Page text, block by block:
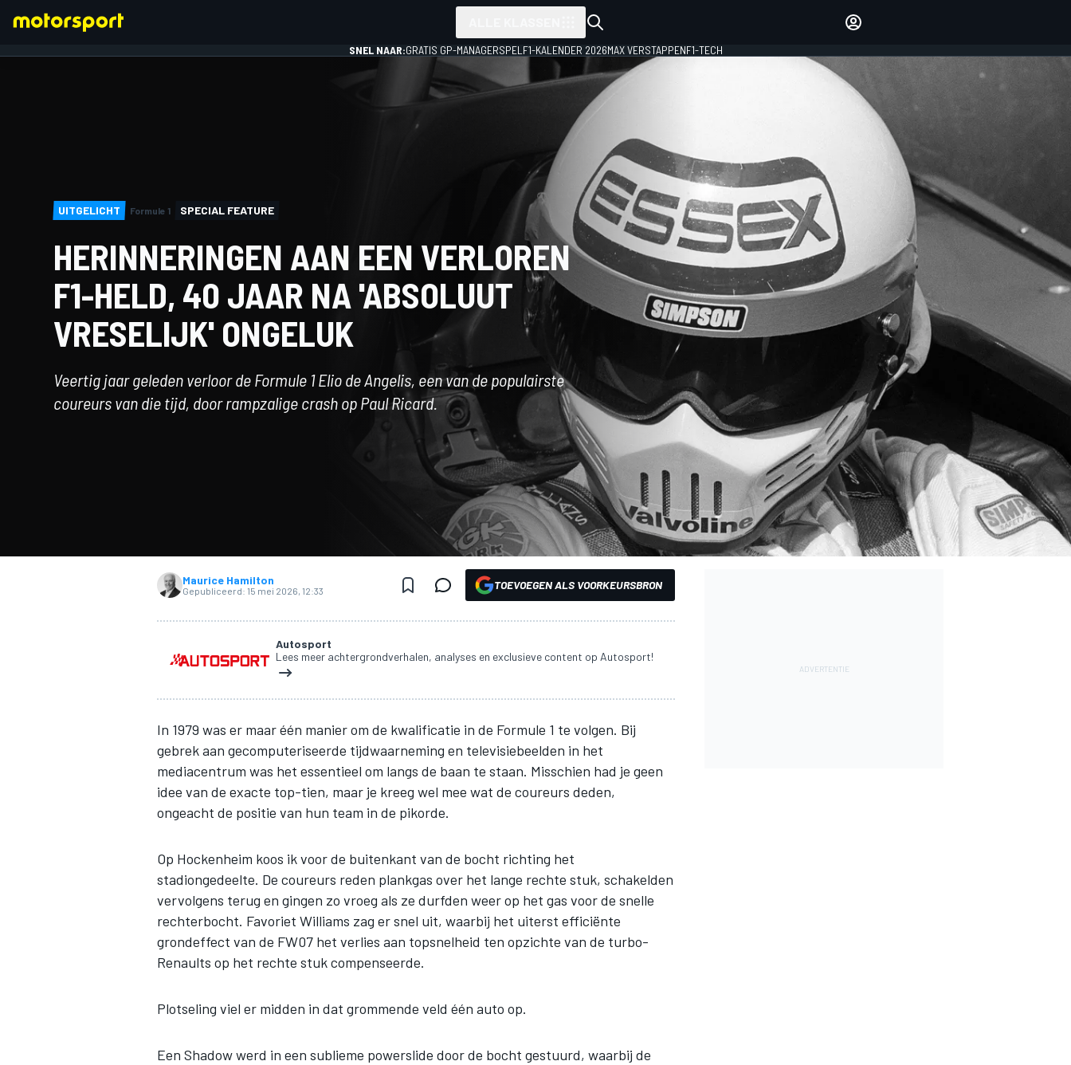
FORMULE 1
INDYCAR
DTM
NEDERLAND
SNEL NAAR:GRATIS GP-MANAGERSPEL F1-KALENDER 2026MAX VERSTAPPENF1-TECH
UITGELICHT Formule 1 SPECIAL FEATURE
HERINNERINGEN AAN EEN VERLOREN
F1-HELD, 40 JAAR NA 'ABSOLUUT
VRESELIJK' ONGELUK
Veertig jaar geleden verloor de Formule 1 Elio de Angelis, een van de populairste
coureurs van die tijd, door rampzalige crash op Paul Ricard.
Maurice Hamilton
Gepubliceerd: 15 mei 2026, 12:33 TOEVOEGEN ALS VOORKEURSBRON
Autosport
Lees meer achtergrondverhalen, analyses en exclusieve content op Autosport!
In 1979 was er maar één manier om de kwalificatie in de Formule 1 te volgen. Bij
gebrek aan gecomputeriseerde tijdwaarneming en televisiebeelden in het
mediacentrum was het essentieel om langs de baan te staan. Misschien had je geen
idee van de exacte top-tien, maar je kreeg wel mee wat de coureurs deden,
ongeacht de positie van hun team in de pikorde.
Op Hockenheim koos ik voor de buitenkant van de bocht richting het
stadiongedeelte. De coureurs reden plankgas over het lange rechte stuk, schakelden
vervolgens terug en gingen zo vroeg als ze durfden weer op het gas voor de snelle
rechterbocht. Favoriet Williams zag er snel uit, waarbij het uiterst efficiënte
grondeffect van de FW07 het verlies aan topsnelheid ten opzichte van de turbo-
Renaults op het rechte stuk compenseerde.
Plotseling viel er midden in dat grommende veld één auto op.
Een Shadow werd in een sublieme powerslide door de bocht gestuurd, waarbij de